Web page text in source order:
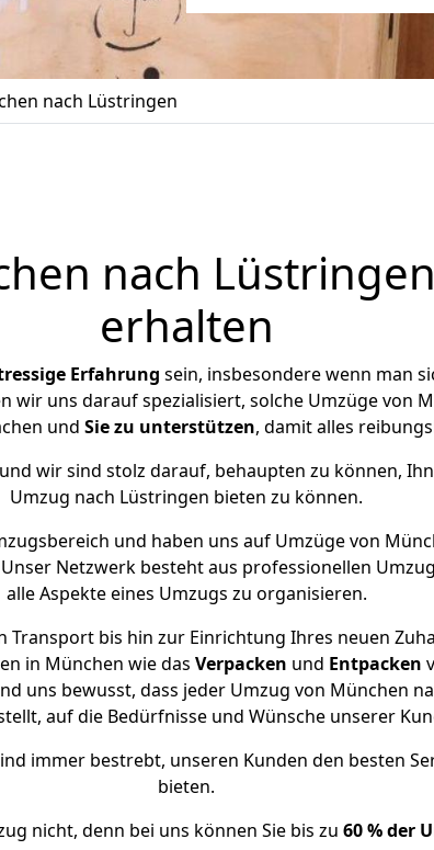
nach Lüstringen
nach
erhalten
Erfahrung sein, insbesondere wenn man
wir uns darauf spezialisiert, solche Umzüge von
und Sie zu unterstützen, damit alles
wir sind stolz darauf, behaupten zu können,
Umzug nach Lüstringen bieten zu können.
und haben uns auf Umzüge von
Unser Netzwerk besteht aus professionellen
alle Aspekte eines Umzugs zu organisieren.
Transport bis hin zur Einrichtung Ihres neuen
in München wie das Verpacken und Entpacken
uns bewusst, dass jeder Umzug von München
auf die Bedürfnisse und Wünsche unserer
immer bestrebt, unseren Kunden den besten
bieten.
nicht, denn bei uns können Sie bis zu 60 % der